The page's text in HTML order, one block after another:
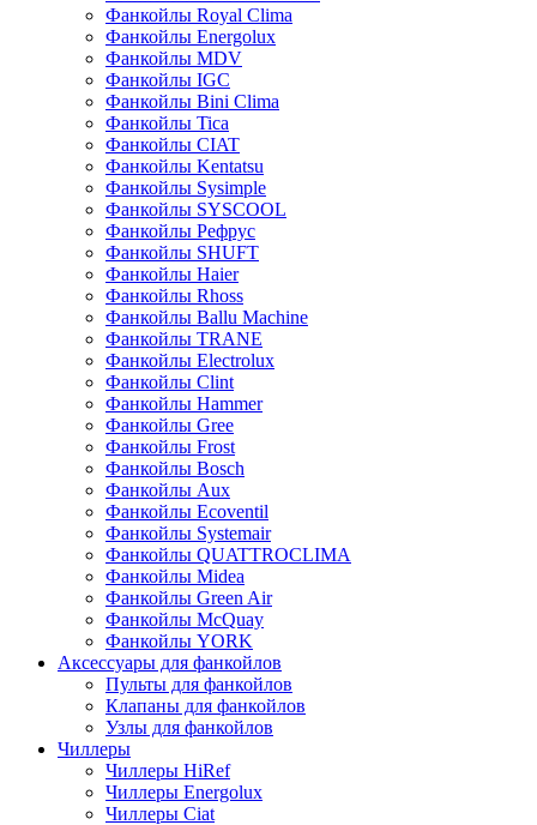
Фанкойлы Royal Clima
Фанкойлы Energolux
Фанкойлы MDV
Фанкойлы IGC
Фанкойлы Bini Clima
Фанкойлы Tica
Фанкойлы CIAT
Фанкойлы Kentatsu
Фанкойлы Sysimple
Фанкойлы SYSCOOL
Фанкойлы Рефрус
Фанкойлы SHUFT
Фанкойлы Haier
Фанкойлы Rhoss
Фанкойлы Ballu Machine
Фанкойлы TRANE
Фанкойлы Electrolux
Фанкойлы Clint
Фанкойлы Hammer
Фанкойлы Gree
Фанкойлы Frost
Фанкойлы Bosch
Фанкойлы Aux
Фанкойлы Ecoventil
Фанкойлы Systemair
Фанкойлы QUATTROCLIMA
Фанкойлы Midea
Фанкойлы Green Air
Фанкойлы McQuay
Фанкойлы YORK
Аксессуары для фанкойлов
Пульты для фанкойлов
Клапаны для фанкойлов
Узлы для фанкойлов
Чиллеры
Чиллеры HiRef
Чиллеры Energolux
Чиллеры Ciat